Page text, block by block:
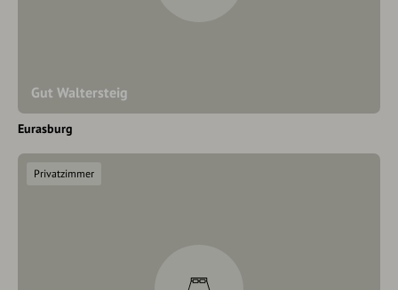
Gut Waltersteig
Eurasburg
Privatzimmer